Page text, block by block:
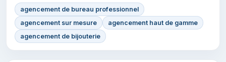
agencement de bureau professionnel
agencement sur mesure
agencement haut de gamme
agencement de bijouterie